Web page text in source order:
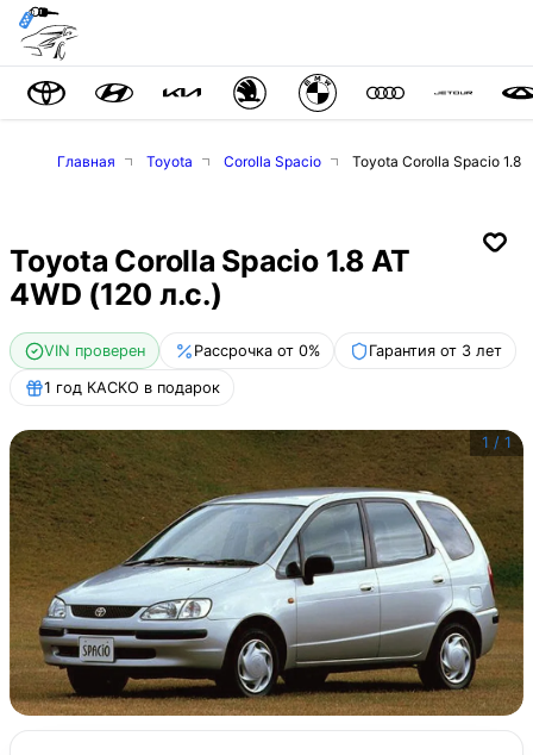
Главная Toyota Corolla Spacio Toyota Corolla Spacio 1.8
Toyota Corolla Spacio 1.8 AT
4WD (120 л.с.)
VIN проверен Рассрочка от 0% Гарантия от 3 лет
1 год КАСКО в подарок
1 / 1